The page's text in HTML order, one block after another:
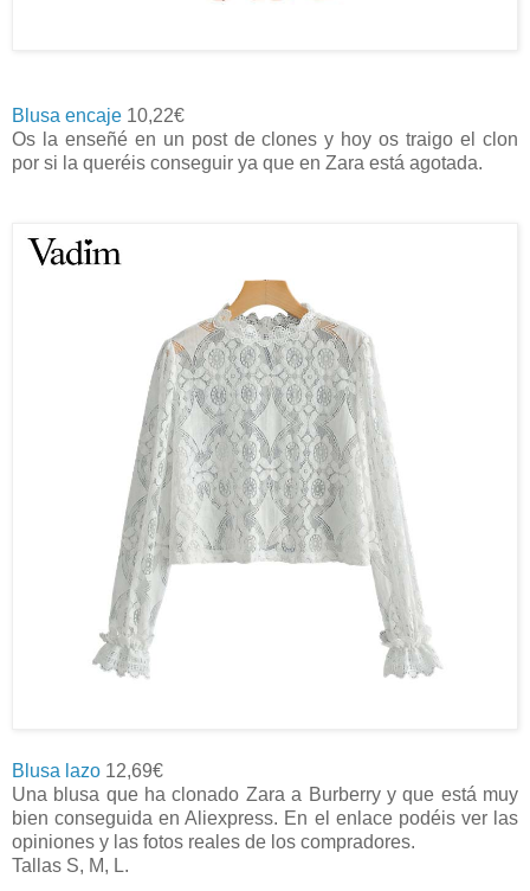
Blusa encaje 10,22€
Os la enseñé en un post de clones y hoy os traigo el clon
por si la queréis conseguir ya que en Zara está agotada.
Blusa lazo 12,69€
Una blusa que ha clonado Zara a Burberry y que está muy
bien conseguida en Aliexpress. En el enlace podéis ver las
opiniones y las fotos reales de los compradores.
Tallas S, M, L.